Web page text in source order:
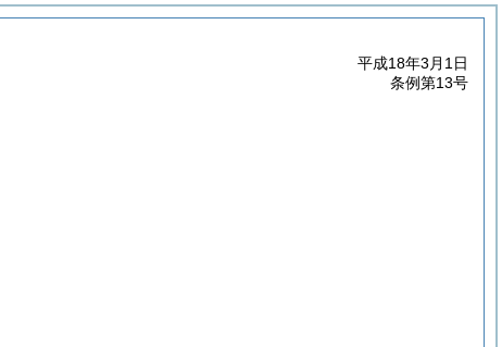
平成18年3月1日
条例第13号